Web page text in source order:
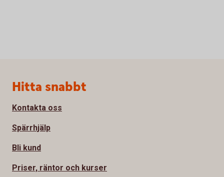
Sidfot
Hitta snabbt
Kontakta oss
Spärrhjälp
Bli kund
Priser, räntor och kurser